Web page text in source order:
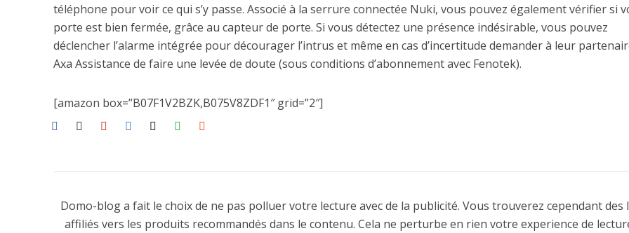
téléphone pour voir ce qui s’y passe. Associé à la serrure connectée Nuki, vous pouvez également vérifier si
porte est bien fermée, grâce au capteur de porte. Si vous détectez une présence indésirable, vous pouvez
déclencher l’alarme intégrée pour décourager l’intrus et même en cas d’incertitude demander à leur
Axa Assistance de faire une levée de doute (sous conditions d’abonnement avec Fenotek).
[amazon box=”B07F1V2BZK,B075V8ZDF1″ grid=”2″]
Domo-blog a fait le choix de ne pas polluer votre lecture avec de la publicité. Vous trouverez cependant des
affiliés vers les produits recommandés dans le contenu. Cela ne perturbe en rien votre experience de